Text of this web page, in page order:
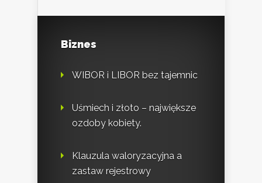
Biznes
WIBOR i LIBOR bez tajemnic
Uśmiech i złoto – największe
ozdoby kobiety.
Klauzula waloryzacyjna a
zastaw rejestrowy